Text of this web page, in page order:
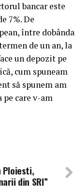
bancar este
7%. De
între dobânda
de un an, la
un depozit pe
cum spuneam
să spunem am
pe care v-am
Ploiesti,
din SRI”